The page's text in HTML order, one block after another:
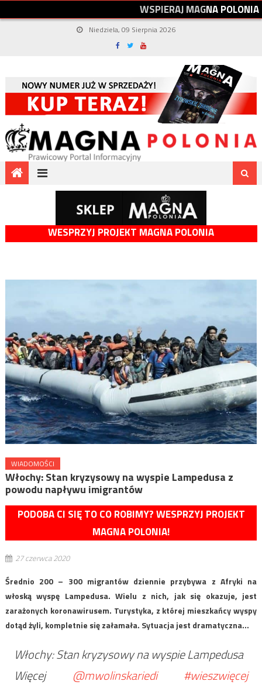
WSPIERAJMAGNAPOLONIA
Niedziela, 09 Sierpnia 2026
WESPRZYJ PROJEKT MAGNA POLONIA
WIADOMOŚCI
Włochy: Stan kryzysowy na wyspie Lampedusa z
powodu napływu imigrantów
PODOBA CI SIĘ TO CO ROBIMY? WESPRZYJ PROJEKT
MAGNA POLONIA!
27 czerwca 2020
Średnio 200 – 300 migrantów dziennie przybywa z Afryki na
włoską wyspę Lampedusa. Wielu z nich, jak się okazuje, jest
zarażonych koronawirusem. Turystyka, z której mieszkańcy wyspy
dotąd żyli, kompletnie się załamała. Sytuacja jest dramatyczna…
Włochy: Stan kryzysowy na wyspie Lampedusa
Więcej @mwolinskariedi
#wieszwięcej